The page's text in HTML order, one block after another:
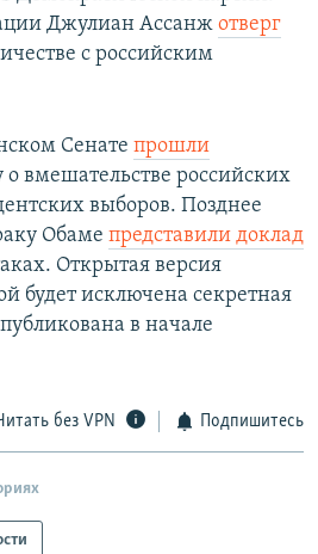
Джулиан Ассанж отверг
с российским
Сенате прошли
о вмешательстве российских
выборов. Позднее
Обаме представили доклад
Открытая версия
будет исключена секретная
в начале
без VPN Подпишитесь